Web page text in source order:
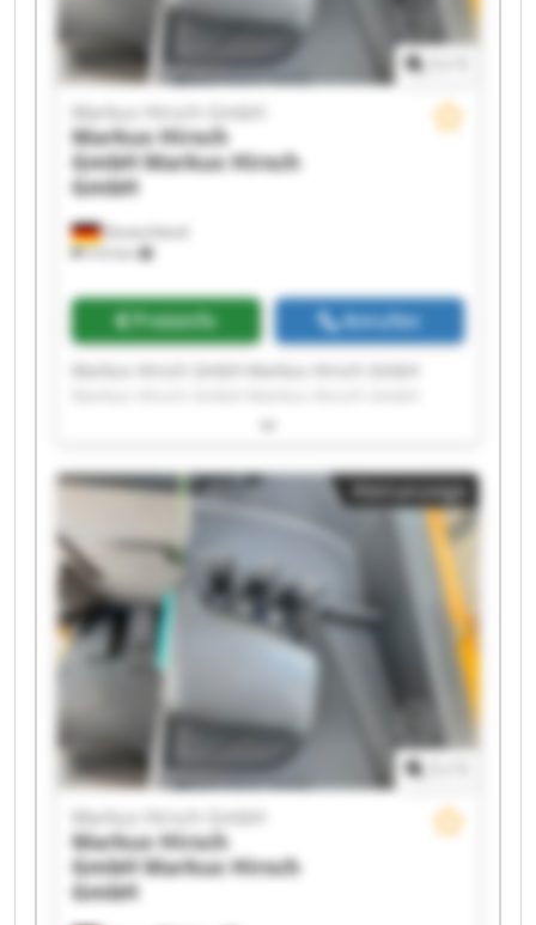
Deutschland
510 km
Markus Hirsch GmbH
Markus Hirsch
GmbH Markus Hirsch
GmbH
Preisinfo Anrufen
Markus Hirsch GmbH Markus Hirsch GmbH
Markus Hirsch GmbH Markus Hirsch GmbH
Markus Hirsch GmbH Markus Hirsch GmbH
Markus Hirsch GmbH Markus Hirsch GmbH
Markus Hirsch GmbH Markus Hirsch GmbH
Markus Hirsch GmbH Markus Hirsch GmbH
Kleinanzeige
Markus Hirsch GmbH
Markus Hirsch
GmbH Markus Hirsch
GmbH